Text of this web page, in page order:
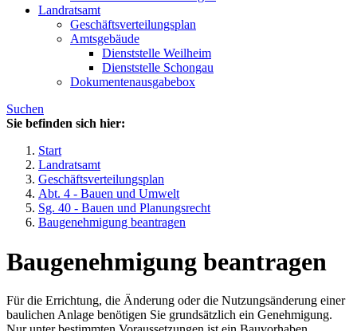
Landratsamt
Geschäftsverteilungsplan
Amtsgebäude
Dienststelle Weilheim
Dienststelle Schongau
Dokumentenausgabebox
Suchen
Sie befinden sich hier:
Start
Landratsamt
Geschäftsverteilungsplan
Abt. 4 - Bauen und Umwelt
Sg. 40 - Bauen und Planungsrecht
Baugenehmigung beantragen
Baugenehmigung beantragen
Für die Errichtung, die Änderung oder die Nutzungsänderung einer
baulichen Anlage benötigen Sie grundsätzlich ein Genehmigung.